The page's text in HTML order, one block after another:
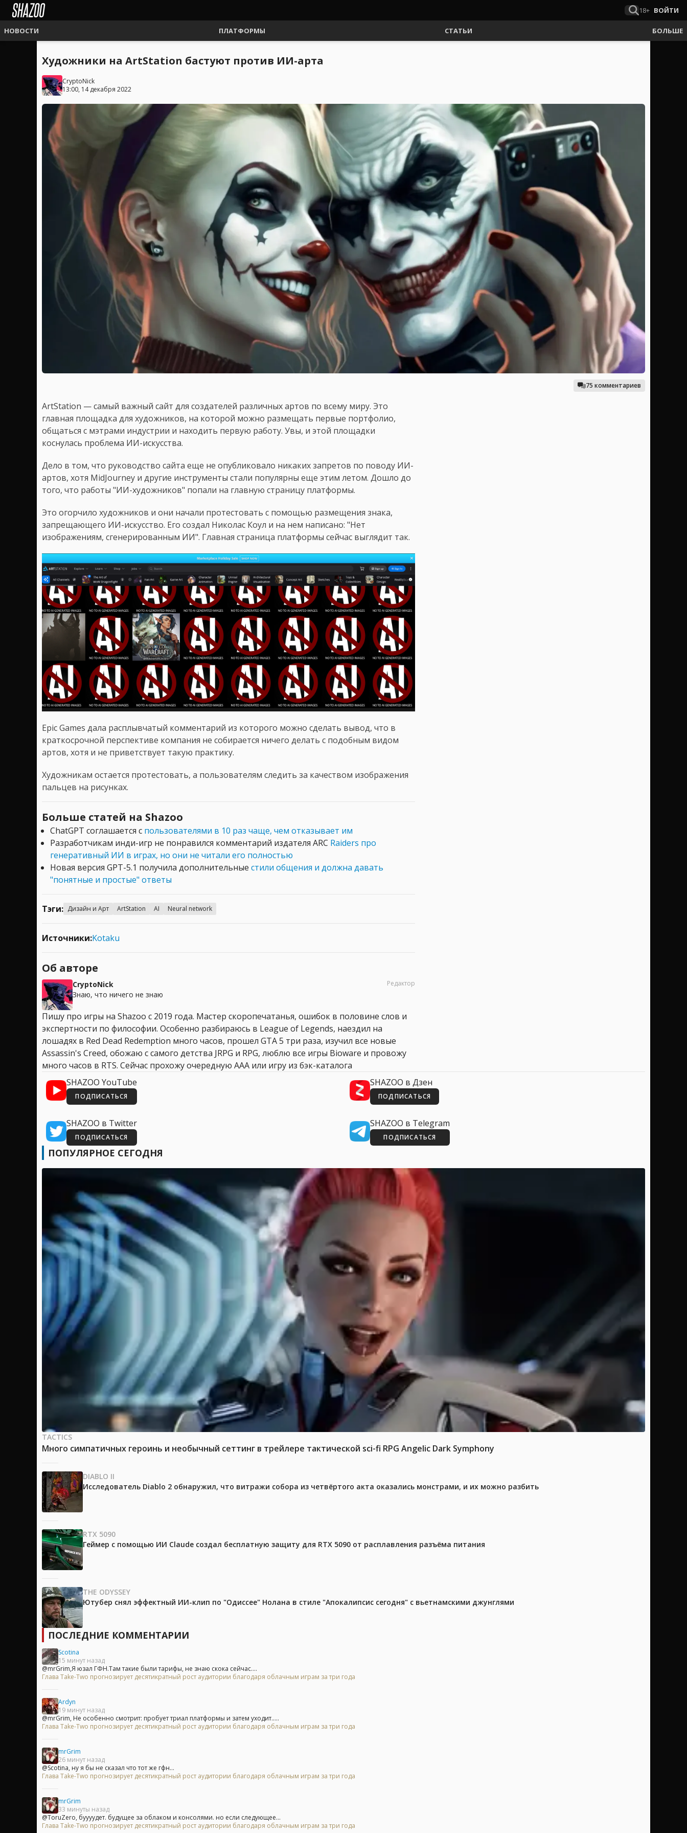
18+ ВОЙТИ
НОВОСТИ ПЛАТФОРМЫ СТАТЬИ БОЛЬШЕ
Художники на ArtStation бастуют против ИИ-арта
CryptoNick
13:00, 14 декабря 2022
75 комментариев
ArtStation — самый важный сайт для создателей различных артов по всему миру. Это
главная площадка для художников, на которой можно размещать первые портфолио,
общаться с мэтрами индустрии и находить первую работу. Увы, и этой площадки
коснулась проблема ИИ-искусства.
Дело в том, что руководство сайта еще не опубликовало никаких запретов по поводу ИИ-
артов, хотя MidJourney и другие инструменты стали популярны еще этим летом. Дошло до
того, что работы "ИИ-художников" попали на главную страницу платформы.
Это огорчило художников и они начали протестовать с помощью размещения знака,
запрещающего ИИ-искусство. Его создал Николас Коул и на нем написано: "Нет
изображениям, сгенерированным ИИ". Главная страница платформы сейчас выглядит так.
Epic Games дала расплывчатый комментарий из которого можно сделать вывод, что в
краткосрочной перспективе компания не собирается ничего делать с подобным видом
артов, хотя и не приветствует такую практику.
Художникам остается протестовать, а пользователям следить за качеством изображения
пальцев на рисунках.
Больше статей на Shazoo
ChatGPT соглашается с пользователями в 10 раз чаще, чем отказывает им
Разработчикам инди-игр не понравился комментарий издателя ARC Raiders про
генеративный ИИ в играх, но они не читали его полностью
Новая версия GPT-5.1 получила дополнительные стили общения и должна давать
"понятные и простые" ответы
Тэги: Дизайн и Арт ArtStation AI Neural network
Источники:Kotaku
Об авторе
CryptoNick
Знаю, что ничего не знаю
Редактор
Пишу про игры на Shazoo с 2019 года. Мастер скоропечатанья, ошибок в половине слов и
экспертности по философии. Особенно разбираюсь в League of Legends, наездил на
лошадях в Red Dead Redemption много часов, прошел GTA 5 три раза, изучил все новые
Assassin's Creed, обожаю с самого детства JRPG и RPG, люблю все игры Bioware и провожу
много часов в RTS. Сейчас прохожу очередную AAA или игру из бэк-каталога
SHAZOO YouTube
ПОДПИСАТЬСЯ
SHAZOO в Дзен
ПОДПИСАТЬСЯ
SHAZOO в Twitter
ПОДПИСАТЬСЯ
SHAZOO в Telegram
ПОДПИСАТЬСЯ
ПОПУЛЯРНОЕ СЕГОДНЯ
TACTICS
Много симпатичных героинь и необычный сеттинг в трейлере тактической sci-fi RPG Angelic Dark Symphony
DIABLO II
Исследователь Diablo 2 обнаружил, что витражи собора из четвёртого акта оказались монстрами, и их можно разбить
RTX 5090
Геймер с помощью ИИ Claude создал бесплатную защиту для RTX 5090 от расплавления разъёма питания
THE ODYSSEY
Ютубер снял эффектный ИИ-клип по "Одиссее" Нолана в стиле "Апокалипсис сегодня" с вьетнамскими джунглями
ПОСЛЕДНИЕ КОММЕНТАРИИ
Scotina
15 минут назад
@mrGrim,Я юзал ГФН.Там такие были тарифы, не знаю скока сейчас....
Глава Take-Two прогнозирует десятикратный рост аудитории благодаря облачным играм за три года
Ardyn
19 минут назад
@mrGrim, Не особенно смотрит: пробует триал платформы и затем уходит.....
Глава Take-Two прогнозирует десятикратный рост аудитории благодаря облачным играм за три года
mrGrim
26 минут назад
@Scotina, ну я бы не сказал что тот же гфн...
Глава Take-Two прогнозирует десятикратный рост аудитории благодаря облачным играм за три года
mrGrim
33 минуты назад
@ToruZero, буууудет. будущее за облаком и консолями. но если следующее...
Глава Take-Two прогнозирует десятикратный рост аудитории благодаря облачным играм за три года